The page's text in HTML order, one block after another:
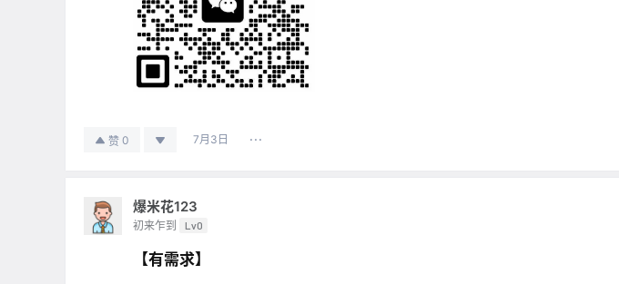
赞 0 7月3日
爆米花123
初来乍到 Lv0
【有需求】